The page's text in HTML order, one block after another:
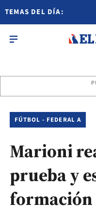
TEMAS DEL DÍA:
FÚTBOL - FEDERAL A
Marioni
prueba y